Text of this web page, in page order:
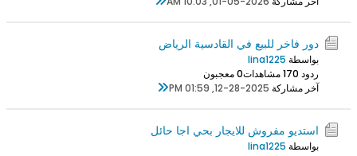
دور فاخر للبيع في القادسية الرياض
بواسطة lina1225
ردود 0
17 مشاهدات
0 معجبون
آخر مشاركة 12-28-2025, 01:59 PM
استديو مفروش للايجار بحي اجا حائل
بواسطة lina1225